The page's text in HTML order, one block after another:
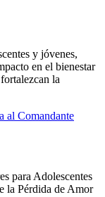
y jóvenes,
en el bienestar
la
al Comandante
para Adolescentes
la Pérdida de Amor